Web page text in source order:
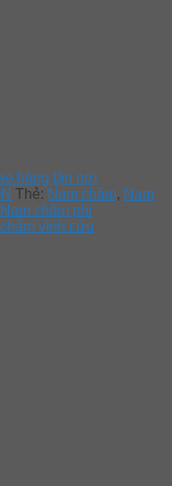
hàng tận nơi
Thẻ: Nam châm, Nam
Nam châm phi
vĩnh cửu